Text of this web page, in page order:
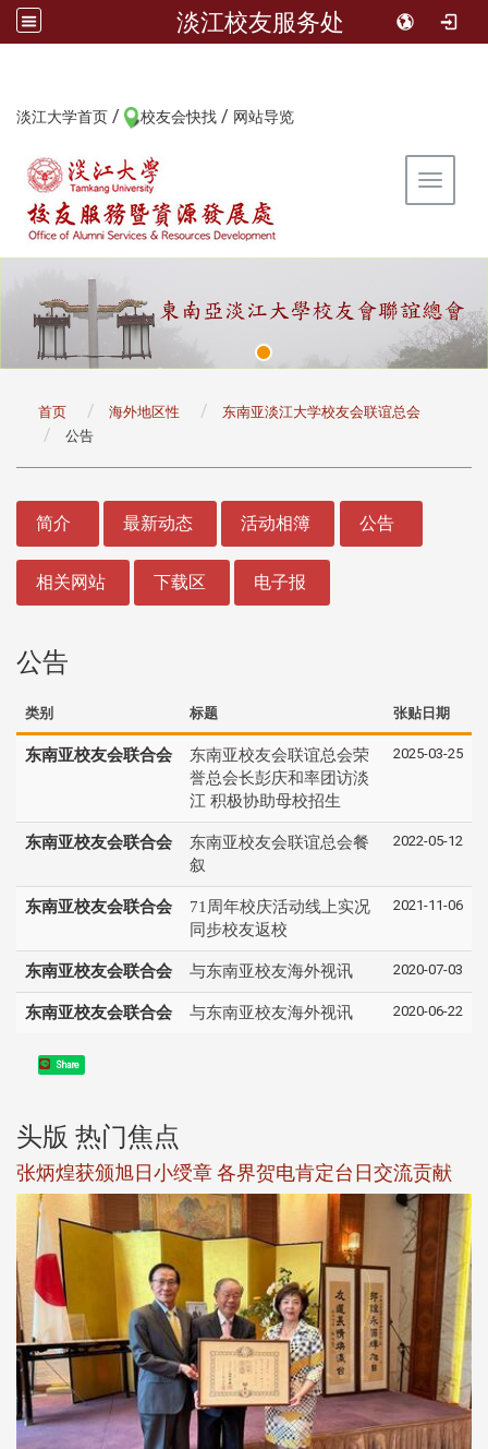
淡江校友服务处
淡江大学首页 / 校友会快找 / 网站导览
Toggle
首页 海外地区性
东南亚淡江大学校友会联谊总会
公告
简介 最新动态 活动相簿 公告
相关网站 下载区 电子报
公告
类别 标题 张贴日期
东南亚校友会联合会
东南亚校友会联谊总会荣
誉总会长彭庆和率团访淡
江 积极协助母校招生
2025-03-25
东南亚校友会联合会
东南亚校友会联谊总会餐
叙
2022-05-12
东南亚校友会联合会
71周年校庆活动线上实况
同步校友返校
2021-11-06
东南亚校友会联合会 与东南亚校友海外视讯 2020-07-03
东南亚校友会联合会 与东南亚校友海外视讯 2020-06-22
Share
头版 热门焦点
张炳煌获颁旭日小绶章 各界贺电肯定台日交流贡献